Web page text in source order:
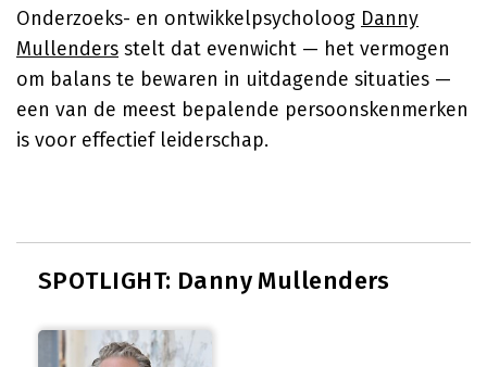
Onderzoeks- en ontwikkelpsycholoog Danny
Mullenders stelt dat evenwicht — het vermogen
om balans te bewaren in uitdagende situaties —
een van de meest bepalende persoonskenmerken
is voor effectief leiderschap.
SPOTLIGHT: Danny Mullenders